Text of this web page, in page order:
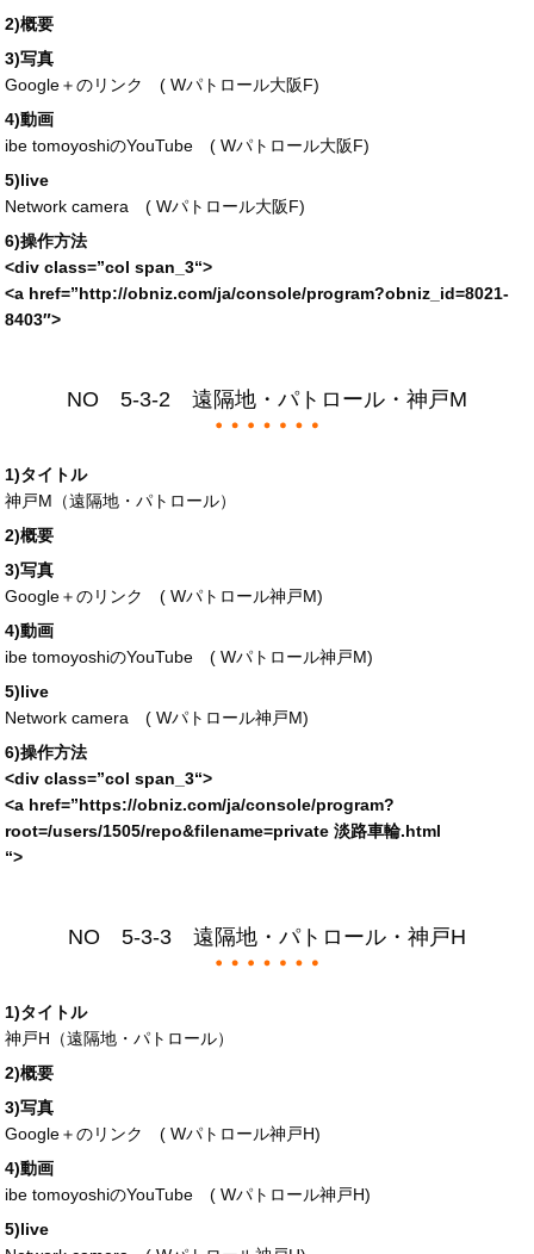
2)概要
3)写真
Google＋のリンク ( Wパトロール大阪F)
4)動画
ibe tomoyoshiのYouTube ( Wパトロール大阪F)
5)live
Network camera ( Wパトロール大阪F)
6)操作方法
<div class=”col span_3“>
<a href=”http://obniz.com/ja/console/program?obniz_id=8021-
8403″>
NO 5-3-2 遠隔地・パトロール・神戸M
1)タイトル
神戸M（遠隔地・パトロール）
2)概要
3)写真
Google＋のリンク ( Wパトロール神戸M)
4)動画
ibe tomoyoshiのYouTube ( Wパトロール神戸M)
5)live
Network camera ( Wパトロール神戸M)
6)操作方法
<div class=”col span_3“>
<a href=”https://obniz.com/ja/console/program?
root=/users/1505/repo&filename=private 淡路車輪.html
“>
NO 5-3-3 遠隔地・パトロール・神戸H
1)タイトル
神戸H（遠隔地・パトロール）
2)概要
3)写真
Google＋のリンク ( Wパトロール神戸H)
4)動画
ibe tomoyoshiのYouTube ( Wパトロール神戸H)
5)live